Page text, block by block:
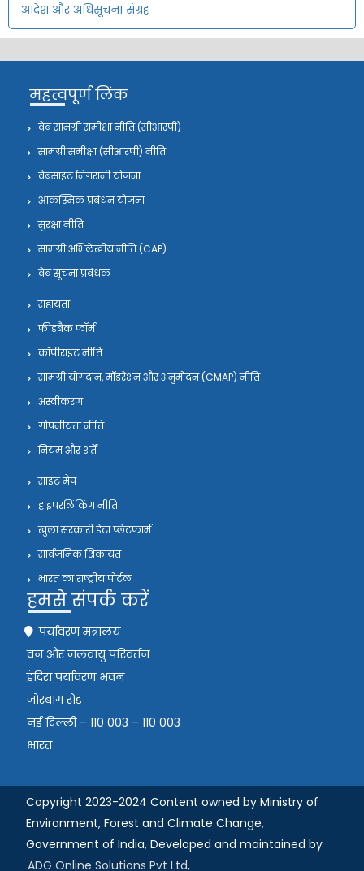
आदेश और अधिसूचना संग्रह
महत्वपूर्ण लिंक
वेब सामग्री समीक्षा नीति (सीआरपी)
सामग्री समीक्षा (सीआरपी) नीति
वेबसाइट निगरानी योजना
आकस्मिक प्रबंधन योजना
सुरक्षा नीति
सामग्री अभिलेखीय नीति (CAP)
वेब सूचना प्रबंधक
सहायता
फीडबैक फॉर्म
कॉपीराइट नीति
सामग्री योगदान, मॉडरेशन और अनुमोदन (CMAP) नीति
अस्वीकरण
गोपनीयता नीति
नियम और शर्तें
साइट मैप
हाइपरलिंकिंग नीति
खुला सरकारी डेटा प्लेटफार्म
सार्वजनिक शिकायत
भारत का राष्ट्रीय पोर्टल
हमसे संपर्क करें
पर्यावरण मंत्रालय
वन और जलवायु परिवर्तन
इंदिरा पर्यावरण भवन
जोरबाग रोड
नई दिल्ली – 110 003 – 110 003
भारत
Copyright 2023-2024 Content owned by Ministry of
Environment, Forest and Climate Change,
Government of India, Developed and maintained by
ADG Online Solutions Pvt Ltd,